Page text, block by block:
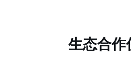
生态合作